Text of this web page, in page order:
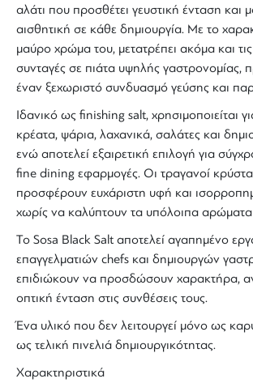
αλάτι που προσθέτει γευστική ένταση και
αισθητική σε κάθε δημιουργία. Με το
μαύρο χρώμα του, μετατρέπει ακόμα και
συνταγές σε πιάτα υψηλής γαστρονομίας,
έναν ξεχωριστό συνδυασμό γεύσης και
Ιδανικό ως finishing salt, χρησιμοποιείται
κρέατα, ψάρια, λαχανικά, σαλάτες και
ενώ αποτελεί εξαιρετική επιλογή για
fine dining εφαρμογές. Οι τραγανοί
προσφέρουν ευχάριστη υφή και
χωρίς να καλύπτουν τα υπόλοιπα αρώματα
Το Sosa Black Salt αποτελεί αγαπημένο
επαγγελματιών chefs και δημιουργών
επιδιώκουν να προσδώσουν χαρακτήρα,
οπτική ένταση στις συνθέσεις τους.
Ένα υλικό που δεν λειτουργεί μόνο ως
ως τελική πινελιά δημιουργικότητας.
Χαρακτηριστικά